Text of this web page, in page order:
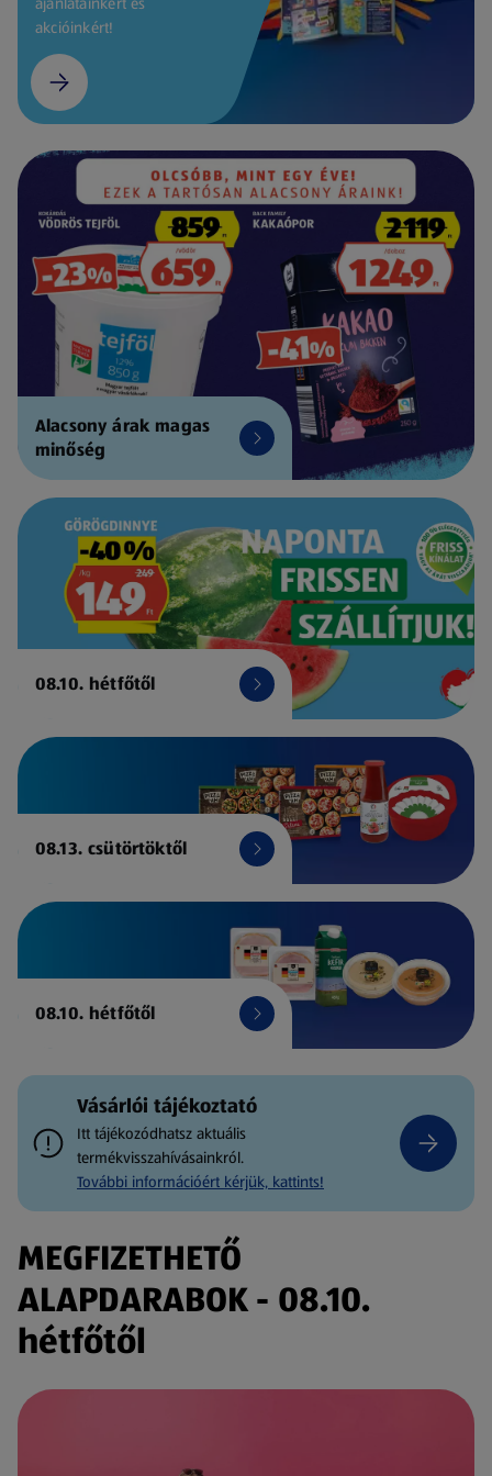
akcióinkért!
Alacsony árak magas
minőség
08.10. hétfőtől
08.13. csütörtöktől
08.10. hétfőtől
Vásárlói tájékoztató
Itt tájékozódhatsz aktuális
termékvisszahívásainkról.
További információért kérjük, kattints!
MEGFIZETHETŐ
ALAPDARABOK - 08.10.
hétfőtől